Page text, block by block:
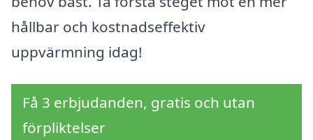
hållbar och kostnadseffektiv
uppvärmning idag!
Få 3 erbjudanden, gratis och utan
förpliktelser